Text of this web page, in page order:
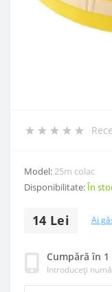
Model: 25m colac
Disponibilitate:În
14 Lei Ai
Cumpără în 1
Introduceți